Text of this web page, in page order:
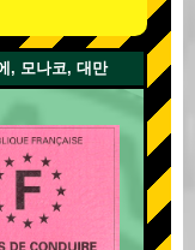
, 모나코, 대만